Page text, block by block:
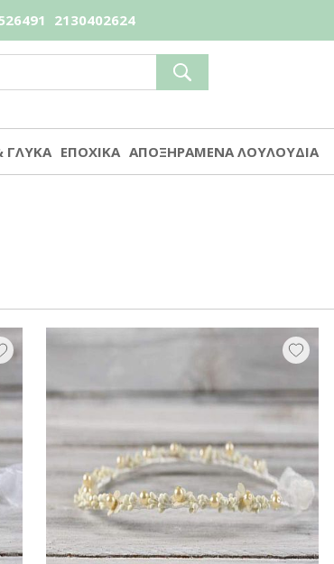
2130402624
ΓΛΥΚΑ ΕΠΟΧΙΚΑ ΑΠΟΞΗΡΑΜΕΝΑ ΛΟΥΛΟΥΔΙΑ